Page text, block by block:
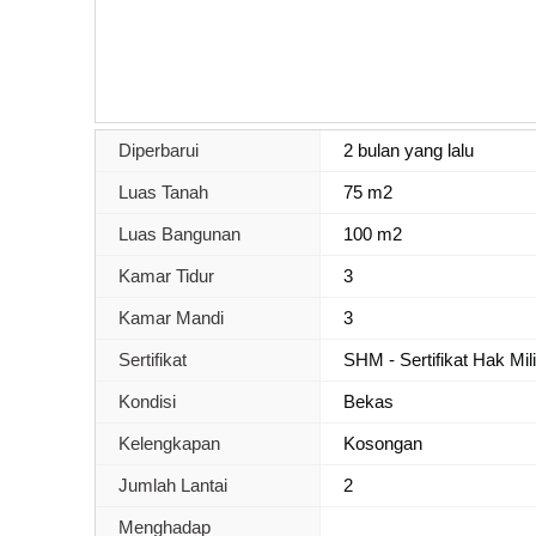
Diperbarui 2 bulan yang lalu
Luas Tanah 75 m2
Luas Bangunan 100 m2
Kamar Tidur 3
Kamar Mandi 3
Sertifikat SHM - Sertifikat Hak
Kondisi Bekas
Kelengkapan Kosongan
Jumlah Lantai 2
Menghadap